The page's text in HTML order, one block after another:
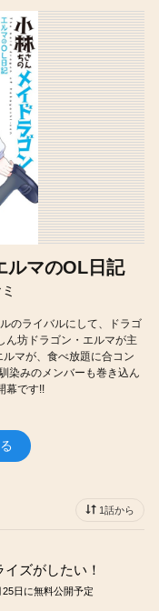
ルマのOL日記
のライバルにして、ドラゴ
ん坊ドラゴン・エルマが主
マが、食べ放題に合コン
染みのメンバーも巻き込ん
幕です!!
1話から
ズがしたい！
日 に無料公開予定